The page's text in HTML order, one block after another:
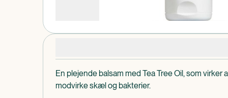
En plejende balsam med Tea Tree Oil, som
modvirke skæl og bakterier.